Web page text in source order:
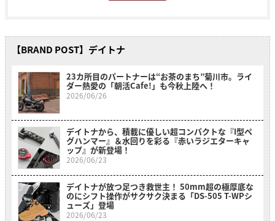
【BRAND POST】デイトナ
23カ所目のパートナーは“お茶のまち”菊川市。ライ
ダー熱愛の「朝活Cafe!」も今秋上陸へ！
2026/06/26
デイトナから、積載に優しい超コンパクトな『I型ペ
グハンマー』＆水回りを彩る『赤いラジエターキャ
ップ』が新登場！
2026/06/23
デイトナが放つ足つき救世主！ 50mm超の極厚底な
のにシフト操作がサクサク決まる「DS-505 T-WPシ
ューズ」登場
2026/06/23